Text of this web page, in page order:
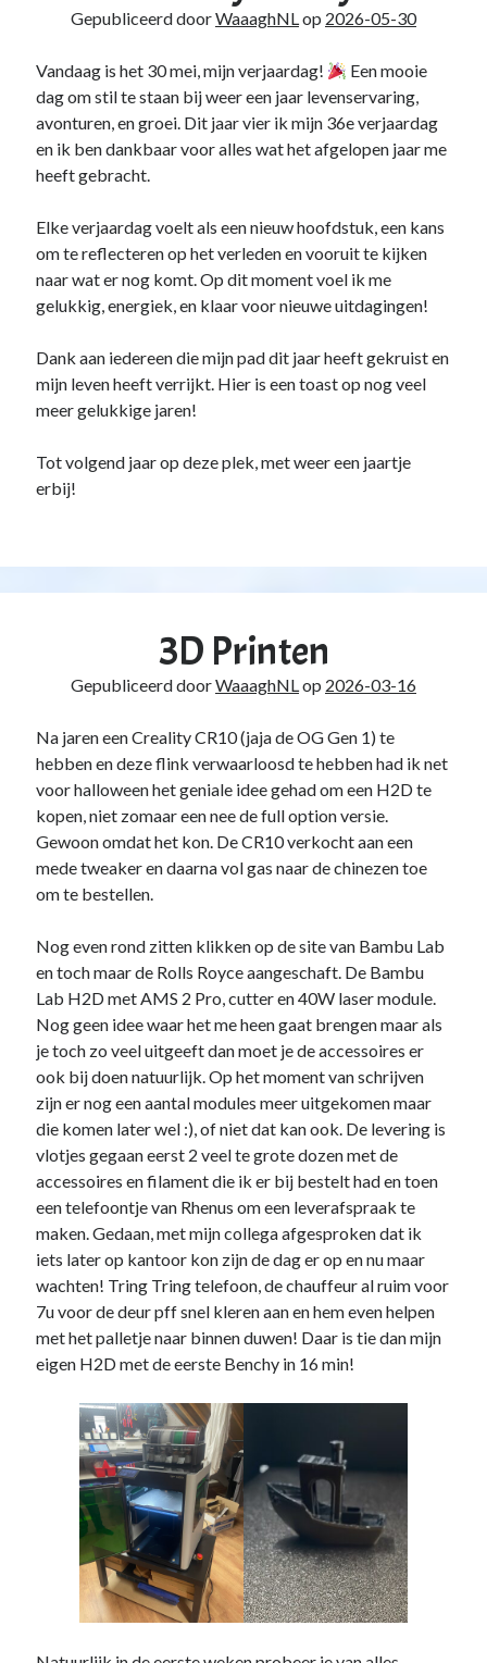
Gepubliceerd doorWaaaghNLop 2026-05-30
Vandaag is het 30 mei, mijn verjaardag!
Een mooie
dag om stil te staan bij weer een jaar levenservaring,
avonturen, en groei. Dit jaar vier ik mijn 36e verjaardag
en ik ben dankbaar voor alles wat het afgelopen jaar me
heeft gebracht.
Elke verjaardag voelt als een nieuw hoofdstuk, een kans
om te reflecteren op het verleden en vooruit te kijken
naar wat er nog komt. Op dit moment voel ik me
gelukkig, energiek, en klaar voor nieuwe uitdagingen!
Dank aan iedereen die mijn pad dit jaar heeft gekruist en
mijn leven heeft verrijkt. Hier is een toast op nog veel
meer gelukkige jaren!
Tot volgend jaar op deze plek, met weer een jaartje
erbij!
3D Printen
Gepubliceerd doorWaaaghNLop 2026-03-16
Na jaren een Creality CR10 (jaja de OG Gen 1) te
hebben en deze flink verwaarloosd te hebben had ik net
voor halloween het geniale idee gehad om een H2D te
kopen, niet zomaar een nee de full option versie.
Gewoon omdat het kon. De CR10 verkocht aan een
mede tweaker en daarna vol gas naar de chinezen toe
om te bestellen.
Nog even rond zitten klikken op de site van Bambu Lab
en toch maar de Rolls Royce aangeschaft. De Bambu
Lab H2D met AMS 2 Pro, cutter en 40W laser module.
Nog geen idee waar het me heen gaat brengen maar als
je toch zo veel uitgeeft dan moet je de accessoires er
ook bij doen natuurlijk. Op het moment van schrijven
zijn er nog een aantal modules meer uitgekomen maar
die komen later wel :), of niet dat kan ook. De levering is
vlotjes gegaan eerst 2 veel te grote dozen met de
accessoires en filament die ik er bij bestelt had en toen
een telefoontje van Rhenus om een leverafspraak te
maken. Gedaan, met mijn collega afgesproken dat ik
iets later op kantoor kon zijn de dag er op en nu maar
wachten! Tring Tring telefoon, de chauffeur al ruim voor
7u voor de deur pff snel kleren aan en hem even helpen
met het palletje naar binnen duwen! Daar is tie dan mijn
eigen H2D met de eerste Benchy in 16 min!